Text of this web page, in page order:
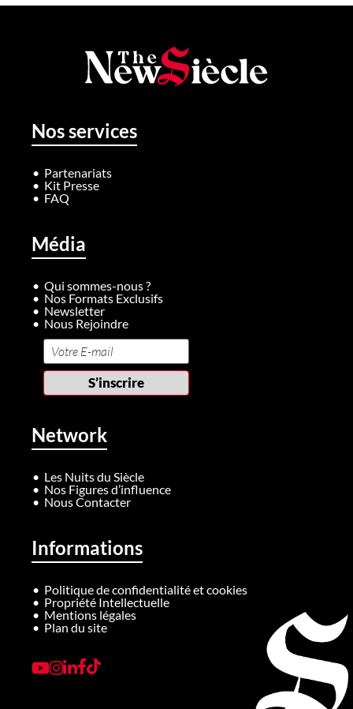
Nos services
Partenariats
Kit Presse
FAQ
Média
Qui sommes-nous ?
Nos Formats Exclusifs
Newsletter
Nous Rejoindre
Network
Les Nuits du Siècle
Nos Figures d’influence
Nous Contacter
Informations
Politique de confidentialité et cookies
Propriété Intellectuelle
Mentions légales
Plan du site